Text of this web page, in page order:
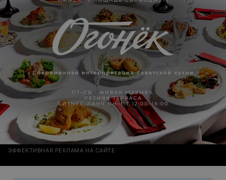
ЭФФЕКТИВНАЯ РЕКЛАМА НА САЙТЕ